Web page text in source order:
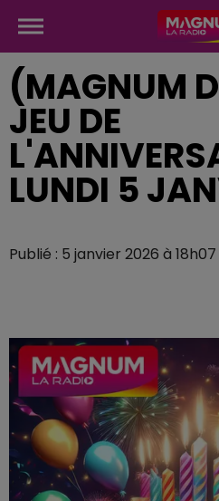
(MAGNUM
JEU DE
LUNDI 5
Publié : 5 janvier 2026 à 18h07